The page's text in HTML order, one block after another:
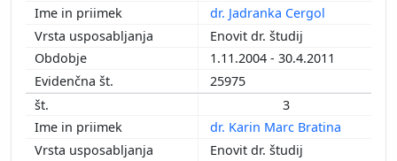
dr. Jadranka Cergol
Enovit dr. študij
1.11.2004 - 30.4.2011
25975
3
dr. Karin Marc Bratina
Enovit dr. študij